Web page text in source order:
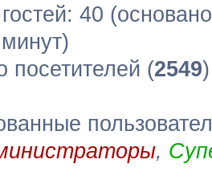
40
посетителей (2549
,